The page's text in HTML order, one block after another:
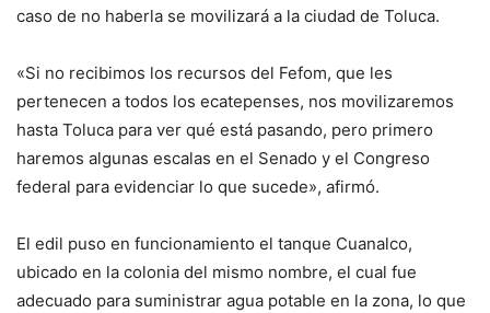
caso de no haberla se movilizará a la ciudad de Toluca.
«Si no recibimos los recursos del Fefom, que les
pertenecen a todos los ecatepenses, nos movilizaremos
hasta Toluca para ver qué está pasando, pero primero
haremos algunas escalas en el Senado y el Congreso
federal para evidenciar lo que sucede», afirmó.
El edil puso en funcionamiento el tanque Cuanalco,
ubicado en la colonia del mismo nombre, el cual fue
adecuado para suministrar agua potable en la zona, lo que